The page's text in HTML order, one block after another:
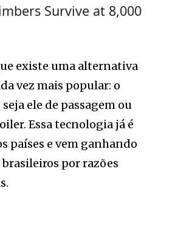
Survive at 8,000
existe uma alternativa
vez mais popular: o
seja ele de passagem ou
Essa tecnologia já é
países e vem ganhando
brasileiros por razões